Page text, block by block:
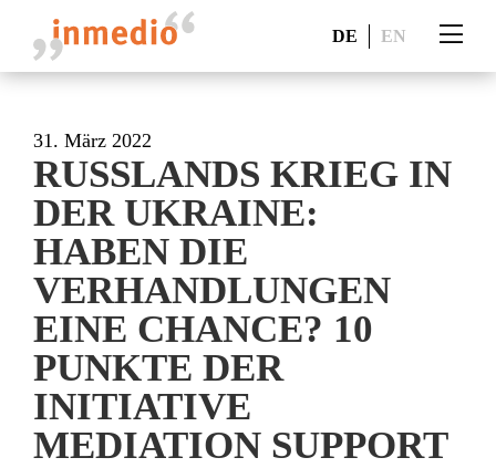
DE EN
31. März 2022
RUSSLANDS KRIEG IN
DER UKRAINE:
HABEN DIE
VERHANDLUNGEN
EINE CHANCE? 10
PUNKTE DER
INITIATIVE
MEDIATION SUPPORT